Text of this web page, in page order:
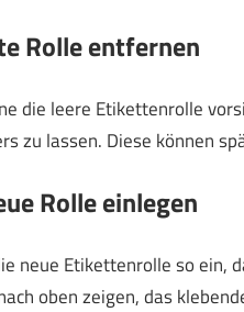
Rolle entfernen
die leere Etikettenrolle
zu lassen. Diese können
Rolle einlegen
neue Etikettenrolle so ein,
oben zeigen, das